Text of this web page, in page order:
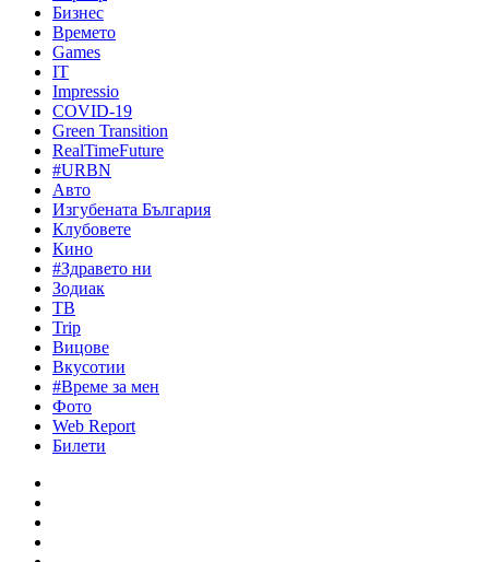
Бизнес
Времето
Games
IT
Impressio
COVID-19
Green Transition
RealTimeFuture
#URBN
Авто
Изгубената България
Клубовете
Кино
#Здравето ни
Зодиак
ТВ
Trip
Вицове
Вкусотии
#Време за мен
Фото
Web Report
Билети